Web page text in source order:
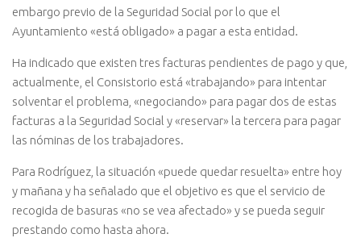
embargo previo de la Seguridad Social por lo que el
Ayuntamiento «está obligado» a pagar a esta entidad.
Ha indicado que existen tres facturas pendientes de pago y que,
actualmente, el Consistorio está «trabajando» para intentar
solventar el problema, «negociando» para pagar dos de estas
facturas a la Seguridad Social y «reservar» la tercera para pagar
las nóminas de los trabajadores.
Para Rodríguez, la situación «puede quedar resuelta» entre hoy
y mañana y ha señalado que el objetivo es que el servicio de
recogida de basuras «no se vea afectado» y se pueda seguir
prestando como hasta ahora.